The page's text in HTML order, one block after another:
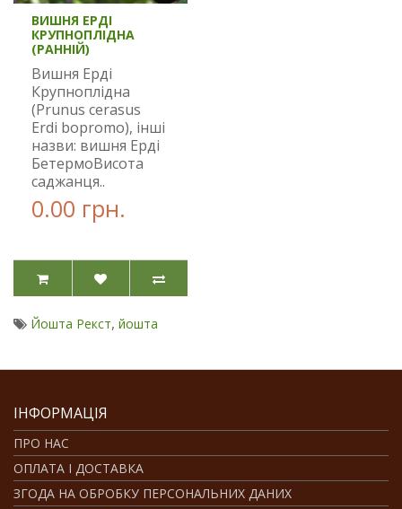
ВИШНЯ ЕРДІ
КРУПНОПЛІДНА
(РАННІЙ)
Вишня Ерді
Крупноплідна
(Prunus cerasus
Erdi bopromo), інші
назви: вишня Ерді
БетермоВисота
саджанця..
0.00 грн.
Йошта Рекст, йошта
ІНФОРМАЦІЯ
ПРО НАС
ОПЛАТА І ДОСТАВКА
ЗГОДА НА ОБРОБКУ ПЕРСОНАЛЬНИХ ДАНИХ